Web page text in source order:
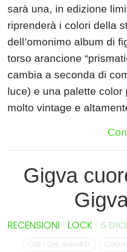
sarà una, in edizione
riprenderà i colori della
dell’omonimo album di
torso arancione
cambia a seconda di
luce) e una palette color
molto vintage e
Gigva
RECENSIONI LOCK 5
CARTONI ANIMATI